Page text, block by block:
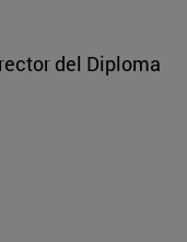
del Diploma